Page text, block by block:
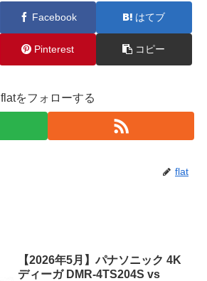
Facebook はてブ
Pinterest コピー
flatをフォローする
flat
【2026年5月】パナソニック 4K
ディーガ DMR-4TS204S vs